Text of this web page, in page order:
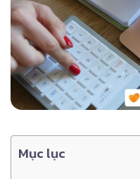
Mục lục